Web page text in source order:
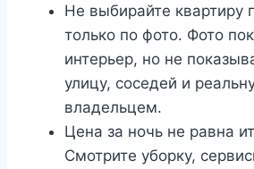
Не выбирайте квартиру
только по фото. Фото
интерьер, но не
улицу, соседей и
владельцем.
Цена за ночь не равна
Смотрите уборку,